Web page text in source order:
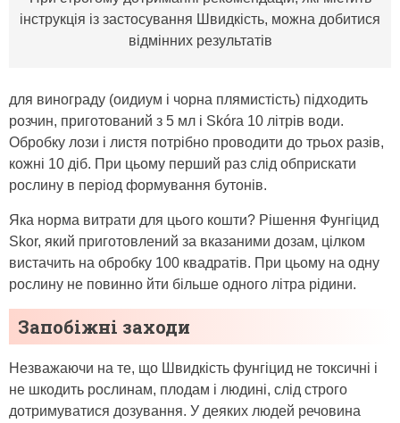
інструкція із застосування Швидкість, можна добитися
відмінних результатів
для винограду (оидиум і чорна плямистість) підходить
розчин, приготований з 5 мл і Skóra 10 літрів води.
Обробку лози і листя потрібно проводити до трьох разів,
кожні 10 діб. При цьому перший раз слід обприскати
рослину в період формування бутонів.
Яка норма витрати для цього кошти? Рішення Фунгіцид
Skor, який приготовлений за вказаними дозам, цілком
вистачить на обробку 100 квадратів. При цьому на одну
рослину не повинно йти більше одного літра рідини.
Запобіжні заходи
Незважаючи на те, що Швидкість фунгіцид не токсичні і
не шкодить рослинам, плодам і людині, слід строго
дотримуватися дозування. У деяких людей речовина